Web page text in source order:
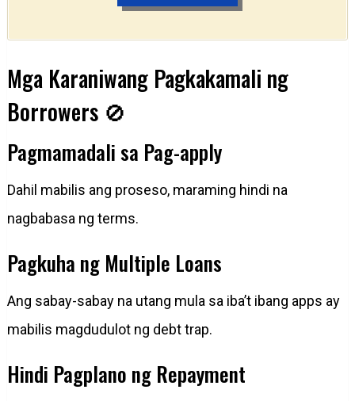
Mga Karaniwang Pagkakamali ng
Borrowers 🚫
Pagmamadali sa Pag-apply
Dahil mabilis ang proseso, maraming hindi na
nagbabasa ng terms.
Pagkuha ng Multiple Loans
Ang sabay-sabay na utang mula sa iba’t ibang apps ay
mabilis magdudulot ng debt trap.
Hindi Pagplano ng Repayment